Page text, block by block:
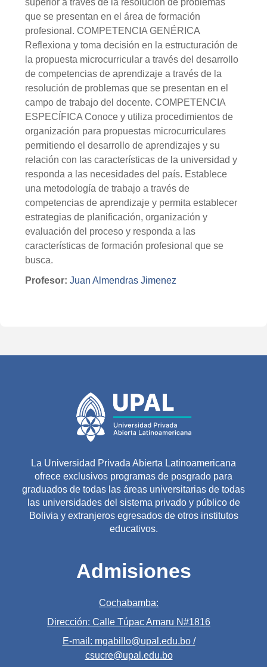
superior a través de la resolución de problemas
que se presentan en el área de formación
profesional. COMPETENCIA GENÉRICA
Reflexiona y toma decisión en la estructuración de
la propuesta microcurricular a través del desarrollo
de competencias de aprendizaje a través de la
resolución de problemas que se presentan en el
campo de trabajo del docente. COMPETENCIA
ESPECÍFICA Conoce y utiliza procedimientos de
organización para propuestas microcurriculares
permitiendo el desarrollo de aprendizajes y su
relación con las características de la universidad y
responda a las necesidades del país. Establece
una metodología de trabajo a través de
competencias de aprendizaje y permita establecer
estrategias de planificación, organización y
evaluación del proceso y responda a las
características de formación profesional que se
busca.
Profesor: Juan Almendras Jimenez
La Universidad Privada Abierta Latinoamericana
ofrece exclusivos programas de posgrado para
graduados de todas las áreas universitarias de todas
las universidades del sistema privado y público de
Bolivia y extranjeros egresados de otros institutos
educativos.
Admisiones
Cochabamba:
Dirección: Calle Túpac Amaru N#1816
E-mail: mgabillo@upal.edu.bo /
csucre@upal.edu.bo